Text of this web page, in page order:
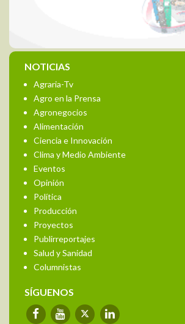
NOTICIAS
Agraria-Tv
Agro en la Prensa
Agronegocios
Alimentación
Ciencia e Innovación
Clima y Medio Ambiente
Eventos
Opinión
Política
Producción
Proyectos
Publirreportajes
Salud y Sanidad
Columnistas
SÍGUENOS